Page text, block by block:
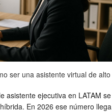
ser una asistente virtual de alto
asistente ejecutiva en LATAM se
En 2026 ese número llega